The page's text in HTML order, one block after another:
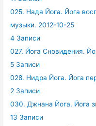
025. Нада Йога. Йога
музыки. 2012-10-25
4 Записи
027. Йога Сновидения.
5 Записи
028. Нидра Йога. Йога
2 Записи
030. Джнана Йога. Йога
13 Записи